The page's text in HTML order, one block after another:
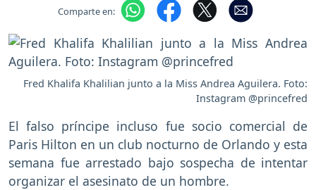
Comparte en:
Fred Khalifa Khalilian junto a la Miss Andrea Aguilera. Foto:
Instagram @princefred
El falso príncipe incluso fue socio comercial de
Paris Hilton en un club nocturno de Orlando y esta
semana fue arrestado bajo sospecha de intentar
organizar el asesinato de un hombre.